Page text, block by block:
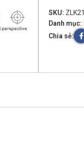
SKU: ZLK21
Danh mục:
Chia sẻ: